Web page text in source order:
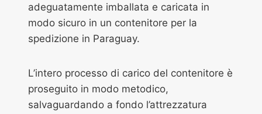
adeguatamente imballata e caricata in
modo sicuro in un contenitore per la
spedizione in Paraguay.
L’intero processo di carico del contenitore è
proseguito in modo metodico,
salvaguardando a fondo l’attrezzatura